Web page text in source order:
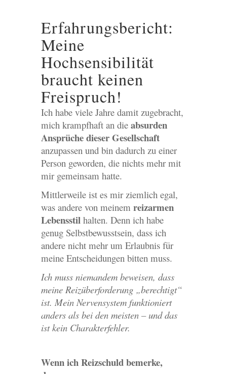
Erfahrungsbericht:
Meine
Hochsensibilität
braucht keinen
Freispruch!
Ich habe viele Jahre damit zugebracht,
mich krampfhaft an die absurden
Ansprüche dieser Gesellschaft
anzupassen und bin dadurch zu einer
Person geworden, die nichts mehr mit
mir gemeinsam hatte.
Mittlerweile ist es mir ziemlich egal,
was andere von meinem reizarmen
Lebensstilhalten. Denn ich habe
genug Selbstbewusstsein, dass ich
andere nicht mehr um Erlaubnis für
meine Entscheidungen bitten muss.
Ich muss niemandem beweisen, dass
meine Reizüberforderung „berechtigt“
ist. Mein Nervensystem funktioniert
anders als bei den meisten – und das
ist kein Charakterfehler.
Wenn ich Reizschuld bemerke,